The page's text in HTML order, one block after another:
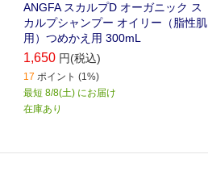
ANGFA スカルプD オーガニック ス
カルプシャンプー オイリー（脂性肌
用）つめかえ用 300mL
1,650 円(税込)
17 ポイント (1%)
最短 8/8(土) にお届け
在庫あり